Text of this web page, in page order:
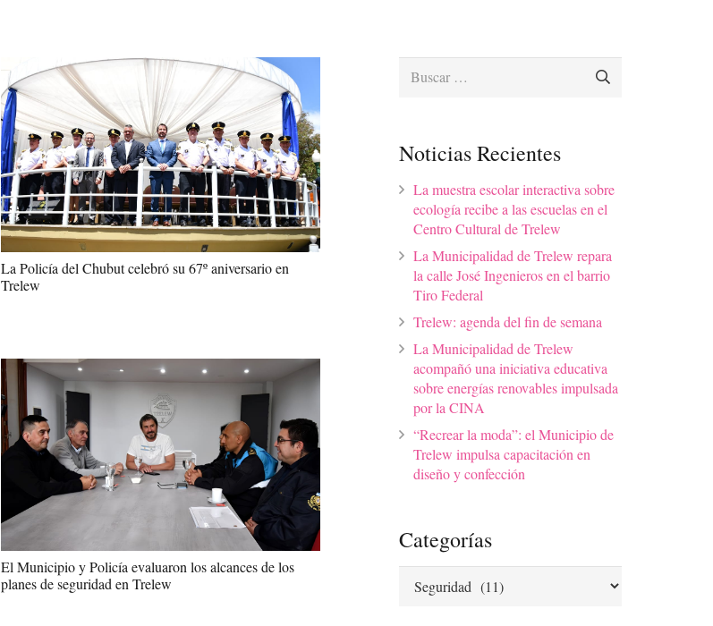
La Policía del Chubut celebró su 67º aniversario en
Trelew
El Municipio y Policía evaluaron los alcances de los
planes de seguridad en Trelew
Buscar:
Noticias Recientes
La muestra escolar interactiva sobre
ecología recibe a las escuelas en el
Centro Cultural de Trelew
La Municipalidad de Trelew repara
la calle José Ingenieros en el barrio
Tiro Federal
Trelew: agenda del fin de semana
La Municipalidad de Trelew
acompañó una iniciativa educativa
sobre energías renovables impulsada
por la CINA
“Recrear la moda”: el Municipio de
Trelew impulsa capacitación en
diseño y confección
Categorías
Categorías